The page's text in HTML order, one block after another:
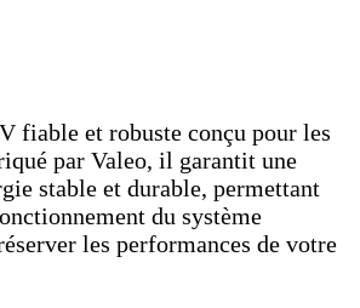
fiable et robuste conçu pour les
par Valeo, il garantit une
stable et durable, permettant
du système
les performances de votre